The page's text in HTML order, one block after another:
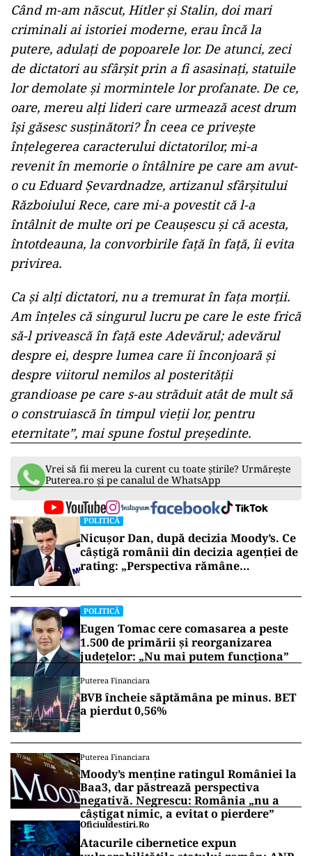
Când m-am născut, Hitler și Stalin, doi mari
criminali ai istoriei moderne, erau încă la
putere, adulați de popoarele lor. De atunci, zeci
de dictatori au sfârșit prin a fi asasinați, statuile
lor demolate și mormintele lor profanate. De ce,
oare, mereu alți lideri care urmează acest drum
își găsesc susținători? În ceea ce privește
înțelegerea caracterului dictatorilor, mi-a
revenit în memorie o întâlnire pe care am avut-
o cu Eduard Șevardnadze, artizanul sfârșitului
Războiului Rece, care mi-a povestit că l-a
întâlnit de multe ori pe Ceaușescu și că acesta,
întotdeauna, la convorbirile față în față, îi evita
privirea.
Ca și alți dictatori, nu a tremurat în fața morții.
Am înțeles că singurul lucru pe care le este frică
să-l privească în față este Adevărul; adevărul
despre ei, despre lumea care îi înconjoară și
despre viitorul nemilos al posterității
grandioase pe care s-au străduit atât de mult să
o construiască în timpul vieții lor, pentru
eternitate”, mai spune fostul președinte.
Vrei să fii mereu la curent cu toate știrile? Urmărește
Puterea.ro și pe canalul de WhatsApp
POLITICĂ
Nicușor Dan, după decizia Moody’s. Ce
câștigă românii din decizia agenției de
rating: „Perspectiva rămâne
POLITICĂ
Eugen Tomac cere comasarea a peste
1.500 de primării și reorganizarea
județelor: „Nu mai putem funcționa”
Puterea Financiara
BVB încheie săptămâna pe minus. BET
a pierdut 0,56%
Puterea Financiara
Moody’s menține ratingul României la
Baa3, dar păstrează perspectiva
negativă. Negrescu: România „nu a
câștigat nimic, a evitat o pierdere”
Oficiuldestiri.ro
Atacurile cibernetice expun